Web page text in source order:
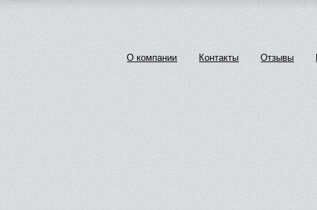
О компании Контакты Отзывы